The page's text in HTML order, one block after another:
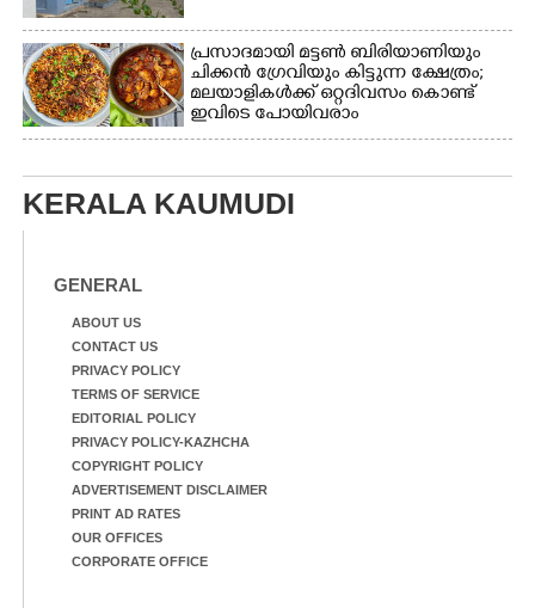
പ്രസാദമായി മട്ടൺ ബിരിയാണിയും
ചിക്കൻ ഗ്രേവിയും കിട്ടുന്ന ക്ഷേത്രം;
മലയാളികൾക്ക് ഒറ്റദിവസം കൊണ്ട്
ഇവിടെ പോയിവരാം
KERALA KAUMUDI
GENERAL
ABOUT US
CONTACT US
PRIVACY POLICY
TERMS OF SERVICE
EDITORIAL POLICY
PRIVACY POLICY-KAZHCHA
COPYRIGHT POLICY
ADVERTISEMENT DISCLAIMER
PRINT AD RATES
OUR OFFICES
CORPORATE OFFICE